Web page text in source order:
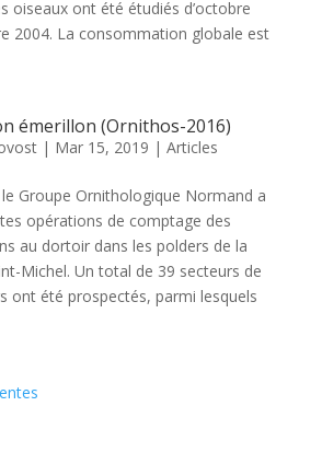
oiseaux ont été étudiés d’octobre
2004. La consommation globale est
émerillon (Ornithos-2016)
| Mar 15, 2019 | Articles
Groupe Ornithologique Normand a
opérations de comptage des
au dortoir dans les polders de la
Michel. Un total de 39 secteurs de
ont été prospectés, parmi lesquels